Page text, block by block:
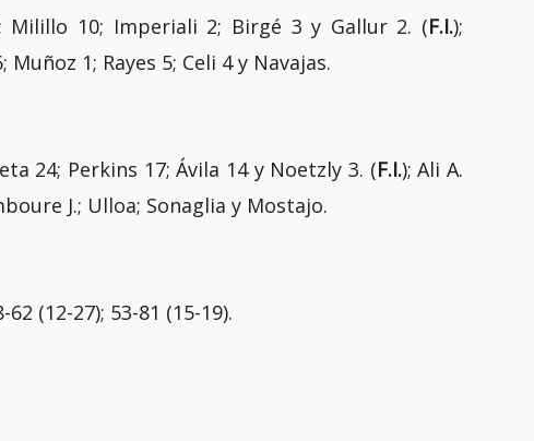
Milillo 10; Imperiali 2; Birgé 3 y Gallur 2. (F.I.);
1; Rayes 5; Celi 4 y Navajas.
24; Perkins 17; Ávila 14 y Noetzly 3. (F.I.); Ali A.
J.; Ulloa; Sonaglia y Mostajo.
62 (12-27); 53-81 (15-19).